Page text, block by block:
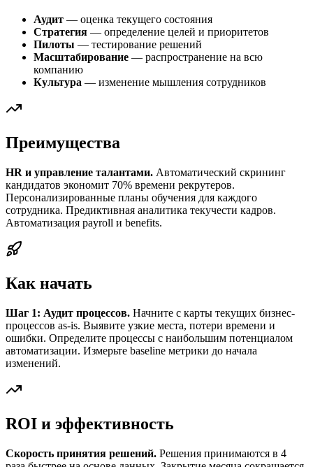
Аудит — оценка текущего состояния
Стратегия — определение целей и приоритетов
Пилоты — тестирование решений
Масштабирование — распространение на всю
компанию
Культура — изменение мышления сотрудников
Преимущества
HR и управление талантами. Автоматический скрининг
кандидатов экономит 70% времени рекрутеров.
Персонализированные планы обучения для каждого
сотрудника. Предиктивная аналитика текучести кадров.
Автоматизация payroll и benefits.
Как начать
Шаг 1: Аудит процессов. Начните с карты текущих бизнес-
процессов as-is. Выявите узкие места, потери времени и
ошибки. Определите процессы с наибольшим потенциалом
автоматизации. Измерьте baseline метрики до начала
изменений.
ROI и эффективность
Скорость принятия решений. Решения принимаются в 4